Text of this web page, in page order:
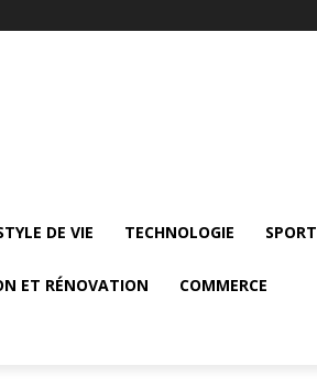
DE VIE TECHNOLOGIE SPORT
ET RÉNOVATION COMMERCE